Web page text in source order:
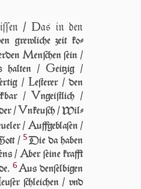
/ Das in den
grewliche zeit ko­
Men­ſchen ſein /
hal­ten / Gei­tzig /
/ Le­ſte­rer / den
/ Vn­geiſt­lich /
/ Vn­keuſch / Wil­
/Auff­ge­bla­ſen /
/ 5Die da haben
/Aber ſei­ne krafft
6Aus den­ſel­bi­gen
eu­ſer ſchlei­chen / vnd